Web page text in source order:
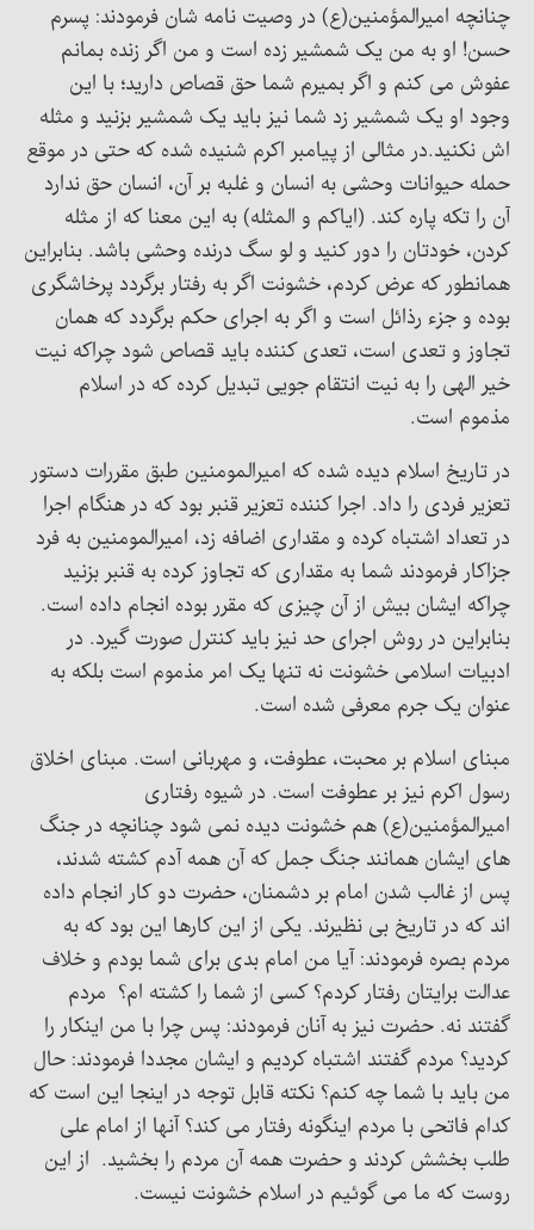
چنانچه امیرالمؤمنین(ع) در وصیت نامه شان فرمودند: پسرم
حسن! او به من یک شمشیر زده است و من اگر زنده بمانم
عفوش می کنم و اگر بمیرم شما حق قصاص دارید؛ با این
وجود او یک شمشیر زد شما نیز باید یک شمشیر بزنید و مثله
اش نکنید.در مثالی از پیامبر اکرم شنیده شده که حتی در موقع
حمله حیوانات وحشی به انسان و غلبه بر آن، انسان حق ندارد
آن را تکه پاره کند. (ایاکم و المثله) به این معنا که از مثله
کردن، خودتان را دور کنید و لو سگ درنده وحشی باشد. بنابراین
همانطور که عرض کردم، خشونت اگر به رفتار برگردد پرخاشگری
بوده و جزء رذائل است و اگر به اجرای حکم برگردد که همان
تجاوز و تعدی است، تعدی کننده باید قصاص شود چراکه نیت
خیر الهی را به نیت انتقام جویی تبدیل کرده که در اسلام
مذموم است.
در تاریخ اسلام دیده شده که امیرالمومنین طبق مقررات دستور
تعزیر فردی را داد. اجرا کننده تعزیر قنبر بود که در هنگام اجرا
در تعداد اشتباه کرده و مقداری اضافه زد، امیرالمومنین به فرد
جزاکار فرمودند شما به مقداری که تجاوز کرده به قنبر بزنید
چراکه ایشان بیش از آن چیزی که مقرر بوده انجام داده است.
بنابراین در روش اجرای حد نیز باید کنترل صورت گیرد. در
ادبیات اسلامی خشونت نه تنها یک امر مذموم است بلکه به
عنوان یک جرم معرفی شده است.
مبنای اسلام بر محبت، عطوفت، و مهربانی است. مبنای اخلاق
رسول اکرم نیز بر عطوفت است. در شیوه رفتاری
امیرالمؤمنین(ع) هم خشونت دیده نمی شود چنانچه در جنگ
های ایشان همانند جنگ جمل که آن همه آدم کشته شدند،
پس از غالب شدن امام بر دشمنان، حضرت دو کار انجام داده
اند که در تاریخ بی نظیرند. یکی از این کارها این بود که به
مردم بصره فرمودند: آیا من امام بدی برای شما بودم و خلاف
عدالت برایتان رفتار کردم؟ کسی از شما را کشته ام؟ مردم
گفتند نه. حضرت نیز به آنان فرمودند: پس چرا با من اینکار را
کردید؟ مردم گفتند اشتباه کردیم و ایشان مجددا فرمودند: حال
من باید با شما چه کنم؟ نکته قابل توجه در اینجا این است که
کدام فاتحی با مردم اینگونه رفتار می کند؟ آنها از امام علی
طلب بخشش کردند و حضرت همه آن مردم را بخشید. از این
روست که ما می گوئیم در اسلام خشونت نیست.